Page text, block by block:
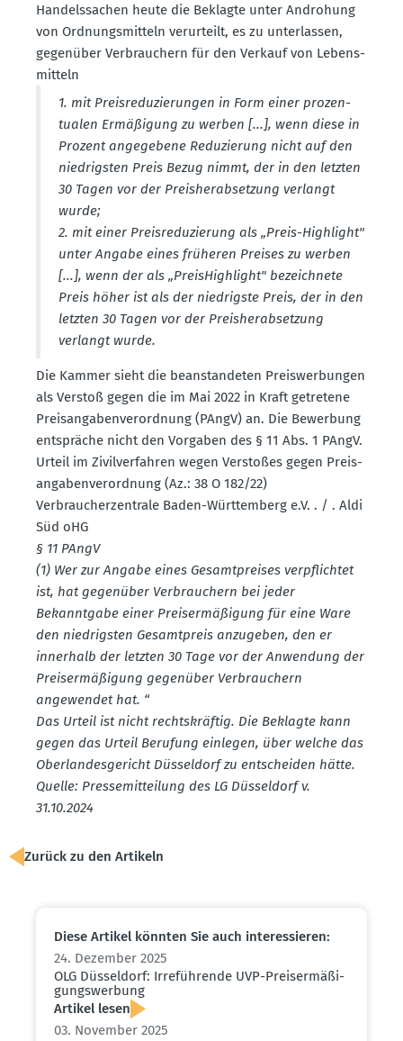
Handels­sachen heute die Beklagte unter Androhung
von Ordnungs­mitteln verur­teilt, es zu unter­lassen,
gegenüber Verbrau­chern für den Verkauf von Lebens­
mitteln
1. mit Preis­re­du­zie­rungen in Form einer prozen­
tualen Ermäßigung zu werben [...], wenn diese in
Prozent angegebene Reduzierung nicht auf den
niedrigsten Preis Bezug nimmt, der in den letzten
30 Tagen vor der Preis­her­ab­setzung verlangt
wurde;
2. mit einer Preis­re­du­zierung als „Preis-Highlight"
unter Angabe eines früheren Preises zu werben
[...], wenn der als „PreisHigh­light" bezeichnete
Preis höher ist als der niedrigste Preis, der in den
letzten 30 Tagen vor der Preis­her­ab­setzung
verlangt wurde.
Die Kammer sieht die beanstan­deten Preis­wer­bungen
als Verstoß gegen die im Mai 2022 in Kraft getretene
Preis­an­ga­ben­ver­ordnung (PAngV) an. Die Bewerbung
entspräche nicht den Vorgaben des § 11 Abs. 1 PAngV.
Urteil im Zivil­ver­fahren wegen Verstoßes gegen Preis­
an­ga­ben­ver­ordnung (Az.: 38 O 182/22)
Verbrau­cher­zen­trale Baden-Württemberg e.V. . / . Aldi
Süd oHG
§ 11 PAngV
(1) Wer zur Angabe eines Gesamt­preises verpflichtet
ist, hat gegenüber Verbrau­chern bei jeder
Bekanntgabe einer Preis­er­mä­ßigung für eine Ware
den niedrigsten Gesamt­preis anzugeben, den er
innerhalb der letzten 30 Tage vor der Anwendung der
Preis­er­mä­ßigung gegenüber Verbrau­chern
angewendet hat. “
Das Urteil ist nicht rechts­kräftig. Die Beklagte kann
gegen das Urteil Berufung einlegen, über welche das
Oberlan­des­ge­richt Düsseldorf zu entscheiden hätte.
Quelle: Presse­mit­teilung des LG Düsseldorf v.
31.10.2024
Zurück zu den Artikeln
Diese Artikel könnten Sie auch inter­es­sieren:
24. Dezember 2025
OLG Düsseldorf: Irrefüh­rende UVP-Preis­er­mä­ßi­
gungs­werbung
Artikel lesen
03. November 2025